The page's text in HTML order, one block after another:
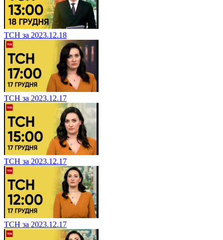
ТСН за 2023.12.18
ТСН за 2023.12.17
ТСН за 2023.12.17
ТСН за 2023.12.17